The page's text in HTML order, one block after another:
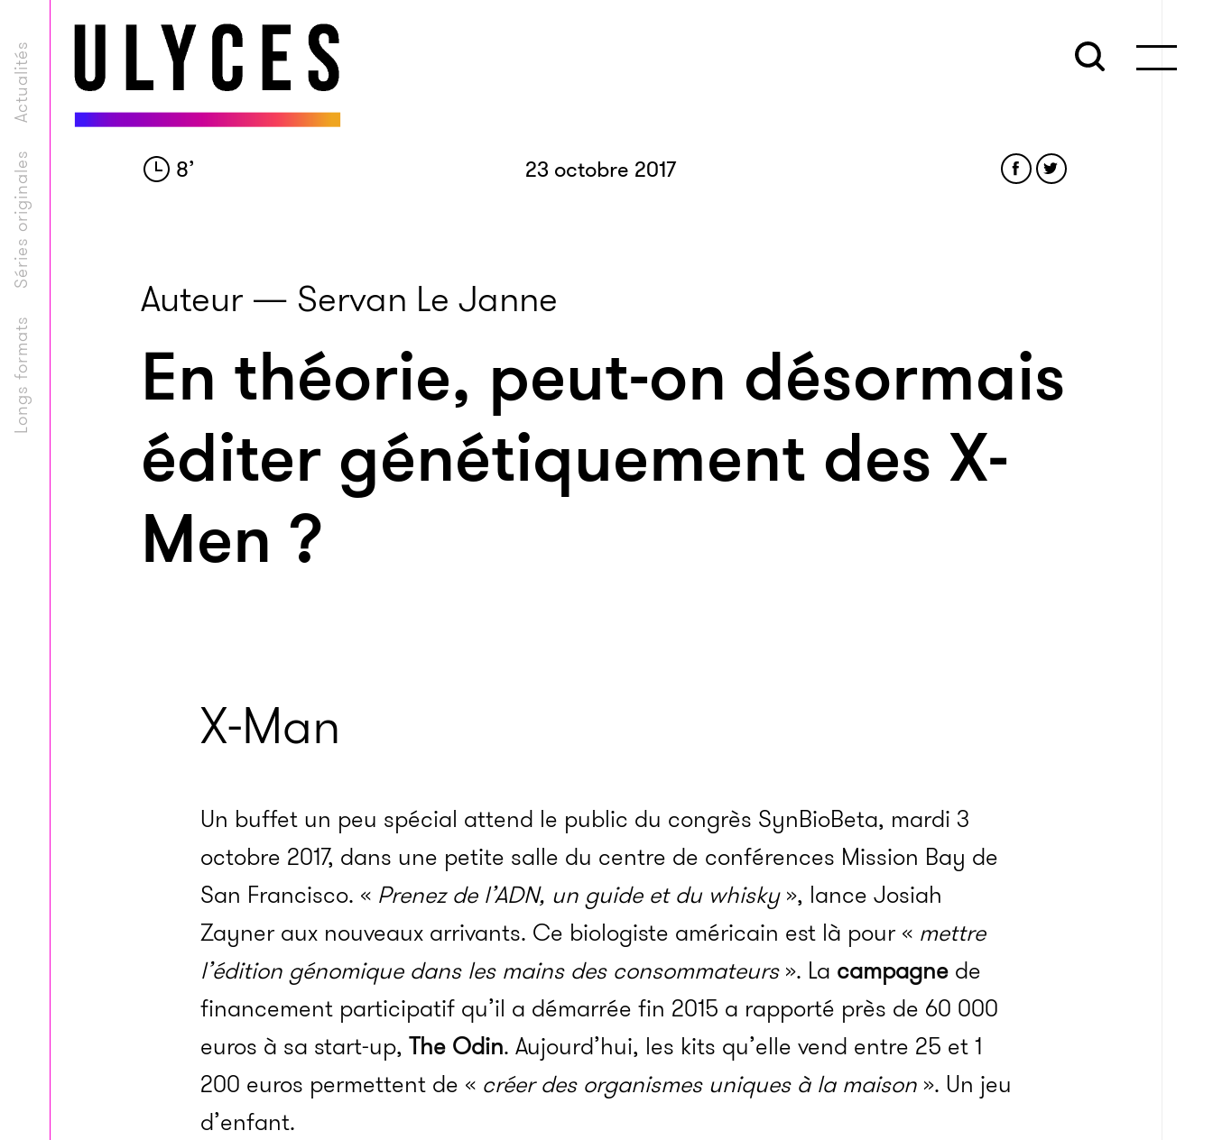
Longs formats
Séries originales
Actualités
8’ 23 octobre 2017
Auteur — Servan Le Janne
En théorie, peut-on désormais
éditer génétiquement des X-
Men ?
X-Man
Un buffet un peu spécial attend le public du congrès SynBioBeta, mardi 3
octobre 2017, dans une petite salle du centre de conférences Mission Bay de
San Francisco. « Prenez de l’ADN, un guide et du whisky», lance Josiah
Zayner aux nouveaux arrivants. Ce biologiste américain est là pour « mettre
l’édition génomique dans les mains des consommateurs». La campagnede
financement participatif qu’il a démarrée fin 2015 a rapporté près de 60 000
euros à sa start-up, The Odin. Aujourd’hui, les kits qu’elle vend entre 25 et 1
200 euros permettent de « créer des organismes uniques à la maison». Un jeu
d’enfant.